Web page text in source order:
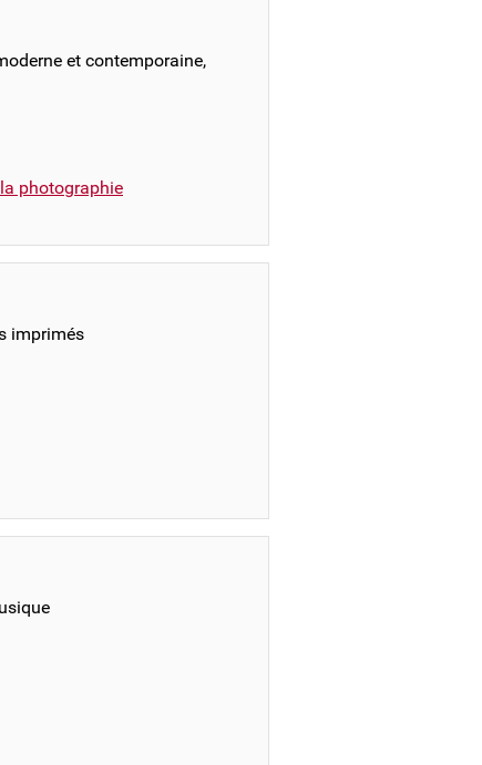
et contemporaine,
photographie
imprimés